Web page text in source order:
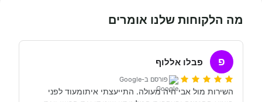
מה הלקוחות שלנו אומרים
פ פבלו אללוף
פורסם ב-Google